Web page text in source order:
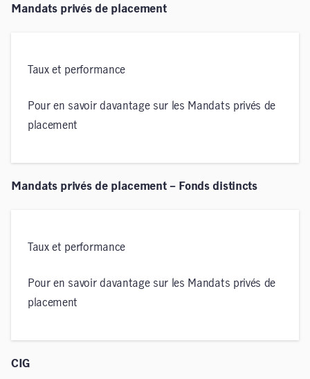
Mandats privés de placement
Taux et performance
Pour en savoir davantage sur les Mandats privés de
placement
Mandats privés de placement – Fonds distincts
Taux et performance
Pour en savoir davantage sur les Mandats privés de
placement
CIG